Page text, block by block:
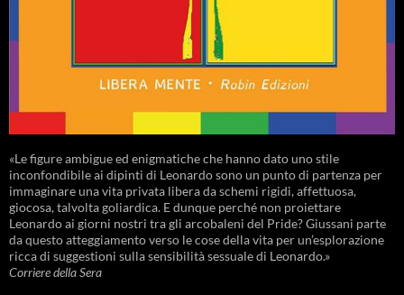
«Le figure ambigue ed enigmatiche che hanno dato uno stile
inconfondibile ai dipinti di Leonardo sono un punto di partenza per
immaginare una vita privata libera da schemi rigidi, affettuosa,
giocosa, talvolta goliardica. E dunque perché non proiettare
Leonardo ai giorni nostri tra gli arcobaleni del Pride? Giussani parte
da questo atteggiamento verso le cose della vita per un’esplorazione
ricca di suggestioni sulla sensibilità sessuale di Leonardo.»
Corriere della Sera